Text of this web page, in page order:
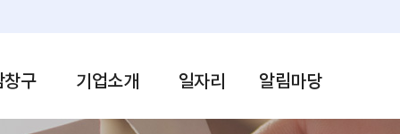
구 기업소개 일자리 알림마당